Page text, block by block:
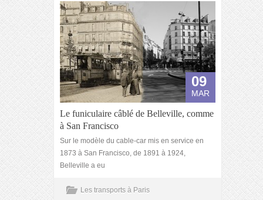
09
MAR
Le funiculaire câblé de Belleville, comme
à San Francisco
Sur le modèle du cable-car mis en service en
1873 à San Francisco, de 1891 à 1924,
Belleville a eu
Les transports à Paris